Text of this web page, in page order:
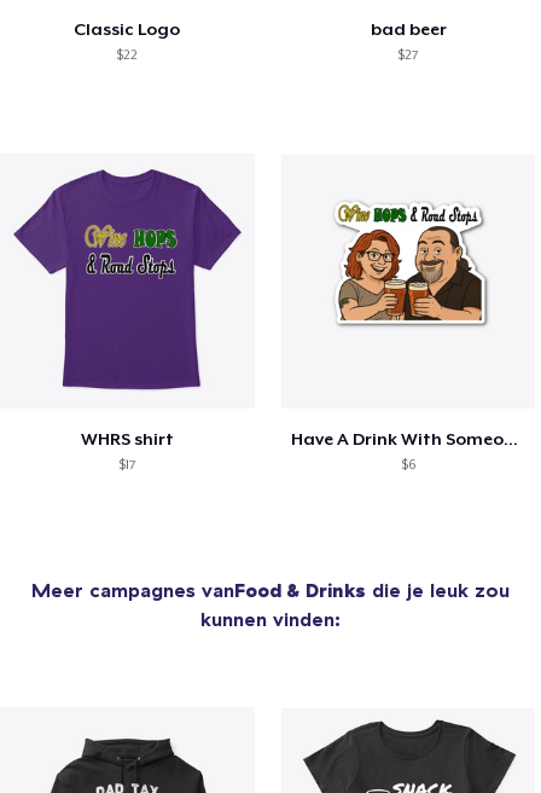
Classic Logo
$22
bad beer
$27
WHRS shirt
$17
Have A Drink With Someone You Love!
$6
Meer campagnes vanFood & Drinks die je leuk zou
kunnen vinden: